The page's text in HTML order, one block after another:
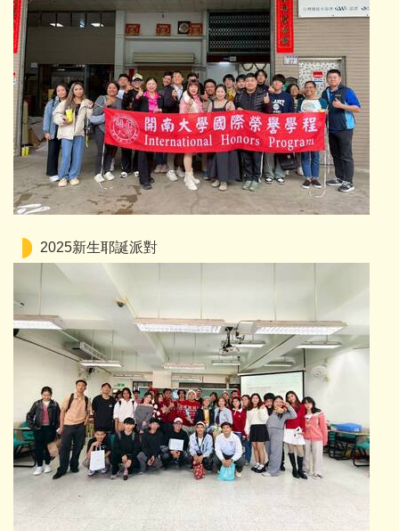
2025新生耶誕派對